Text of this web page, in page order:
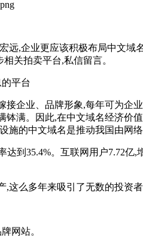
,企业更应该积极布局中文
关拍卖平台,私信留言。‌
平台
企业、品牌形象,每年可为企
满。因此,在中文域名经济价
的中文域名是推动我国由网
到35.4%。互联网用户7.72亿,
这么多年来吸引了无数的投资者
网站。